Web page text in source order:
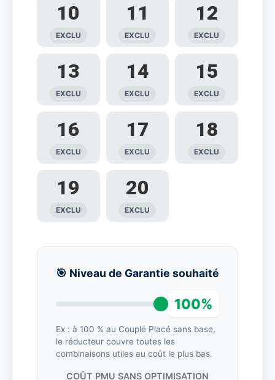
10
EXCLU
11
EXCLU
12
EXCLU
13
EXCLU
14
EXCLU
15
EXCLU
16
EXCLU
17
EXCLU
18
EXCLU
19
EXCLU
20
EXCLU
🎯 Niveau de Garantie souhaité
100%
Ex : à 100 % au Couplé Placé sans base,
le réducteur couvre toutes les
combinaisons utiles au coût le plus bas.
COÛT PMU SANS OPTIMISATION